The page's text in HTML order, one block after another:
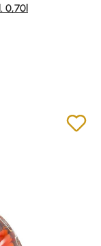
0,70l